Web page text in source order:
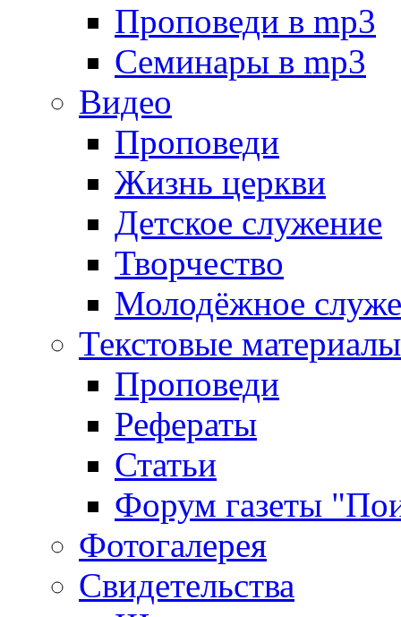
Проповеди в mp3
Семинары в mp3
Видео
Проповеди
Жизнь церкви
Детское служение
Творчество
Молодёжное
Текстовые материалы
Проповеди
Рефераты
Статьи
Форум газеты
Фотогалерея
Свидетельства